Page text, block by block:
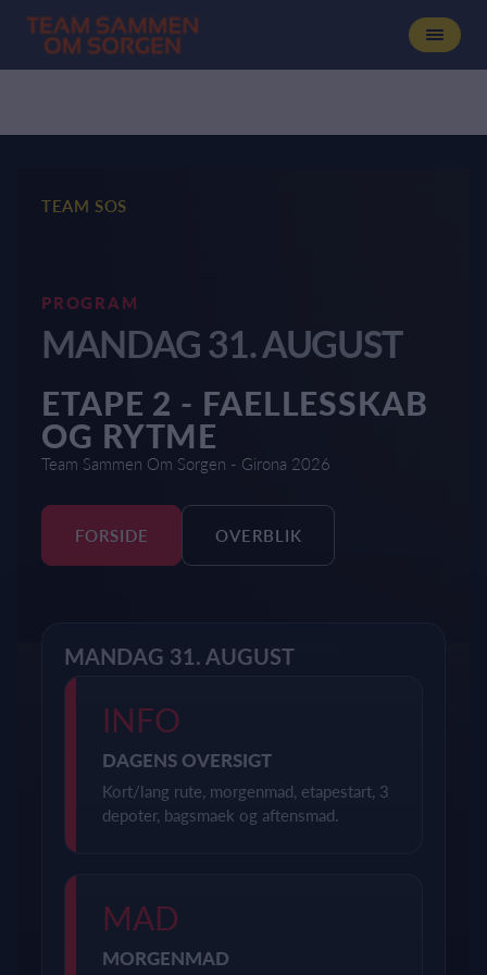
TEAM SOS
PROGRAM
MANDAG 31. AUGUST
ETAPE 2 - FAELLESSKAB
OG RYTME
Team Sammen Om Sorgen - Girona 2026
FORSIDE OVERBLIK
MANDAG 31. AUGUST
INFO
DAGENS OVERSIGT
Kort/lang rute, morgenmad, etapestart, 3
depoter, bagsmaek og aftensmad.
MAD
MORGENMAD